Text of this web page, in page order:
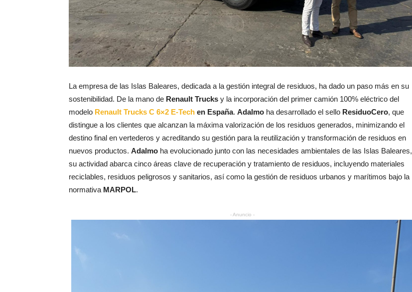
La empresa de las Islas Baleares, dedicada a la gestión integral de residuos, ha dado un paso más en su
sostenibilidad. De la mano de Renault Trucks y la incorporación del primer camión 100% eléctrico del
modelo Renault Trucks C 6×2 E-Tech en España. Adalmo ha desarrollado el sello ResiduoCero, que
distingue a los clientes que alcanzan la máxima valorización de los residuos generados, minimizando el
destino final en vertederos y acreditando su gestión para la reutilización y transformación de residuos en
nuevos productos. Adalmo ha evolucionado junto con las necesidades ambientales de las Islas Baleares,
su actividad abarca cinco áreas clave de recuperación y tratamiento de residuos, incluyendo materiales
reciclables, residuos peligrosos y sanitarios, así como la gestión de residuos urbanos y marítimos bajo la
normativa MARPOL.
- Anuncio -